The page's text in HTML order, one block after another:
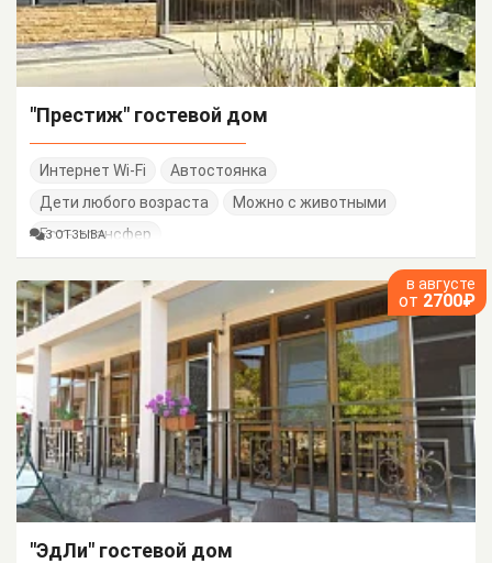
"Престиж" гостевой дом
Интернет Wi-Fi
Автостоянка
Дети любого возраста
Можно с животными
Есть трансфер
3 ОТЗЫВА
в августе
от 2700₽
"ЭдЛи" гостевой дом